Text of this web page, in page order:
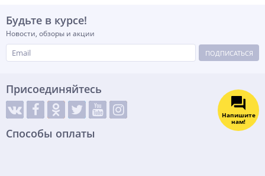
Будьте в курсе!
Новости, обзоры и акции
ПОДПИСАТЬСЯ
Присоединяйтесь
Способы оплаты
Напишите
нам!